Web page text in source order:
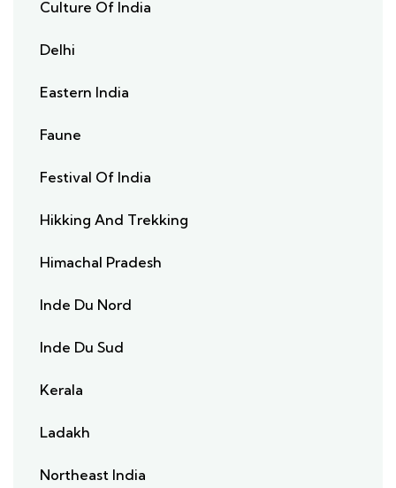
Culture Of India
Delhi
Eastern India
Faune
Festival Of India
Hikking And Trekking
Himachal Pradesh
Inde Du Nord
Inde Du Sud
Kerala
Ladakh
Northeast India